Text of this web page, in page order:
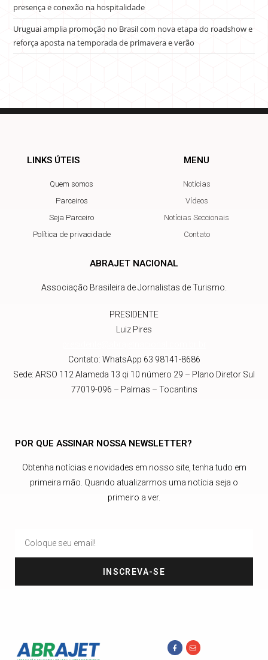
presença e conexão na hospitalidade
Uruguai amplia promoção no Brasil com nova etapa do roadshow e
reforça aposta na temporada de primavera e verão
LINKS ÚTEIS
Quem somos
Parceiros
Seja Parceiro
Política de privacidade
MENU
Notícias
Vídeos
Notícias Seccionais
Contato
ABRAJET NACIONAL
Associação Brasileira de Jornalistas de Turismo.
PRESIDENTE
Luiz Pires
Contato: WhatsApp 63 98141-8686
Sede: ARSO 112 Alameda 13 qi 10 número 29 – Plano Diretor Sul
77019-096 – Palmas – Tocantins
POR QUE ASSINAR NOSSA NEWSLETTER?
Obtenha notícias e novidades em nosso site, tenha tudo em
primeira mão. Quando atualizarmos uma notícia seja o
primeiro a ver.
INSCREVA-SE